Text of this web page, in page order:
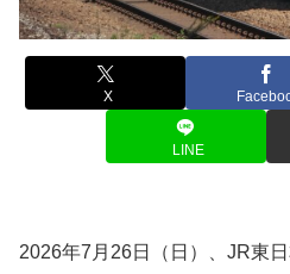
X
LINE
2026年7月26日（日）、JR東